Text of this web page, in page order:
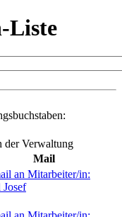
Liste
der Verwaltung
Mail